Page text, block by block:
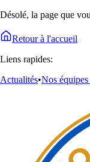
Désolé, la page que
Retour à l'accueil
Liens rapides:
Actualités•Nos